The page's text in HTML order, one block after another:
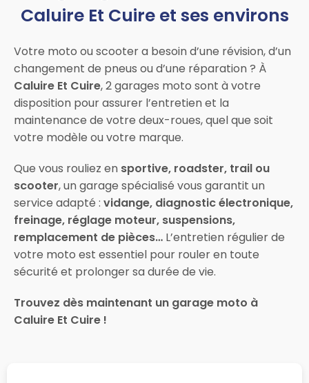
Caluire Et Cuire et ses environs
Votre moto ou scooter a besoin d’une révision, d’un
changement de pneus ou d’une réparation ? À
Caluire Et Cuire, 2 garages moto sont à votre
disposition pour assurer l’entretien et la
maintenance de votre deux-roues, quel que soit
votre modèle ou votre marque.
Que vous rouliez en sportive, roadster, trail ou
scooter, un garage spécialisé vous garantit un
service adapté : vidange, diagnostic électronique,
freinage, réglage moteur, suspensions,
remplacement de pièces… L’entretien régulier de
votre moto est essentiel pour rouler en toute
sécurité et prolonger sa durée de vie.
Trouvez dès maintenant un garage moto à
Caluire Et Cuire !